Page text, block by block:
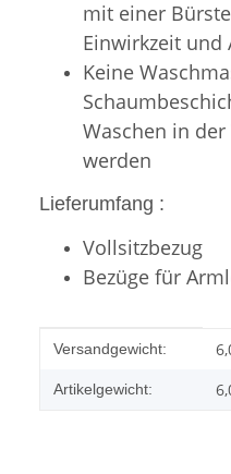
mit einer
Einwirkzeit und
Keine
Waschen in
werden
Lieferumfang :
Vollsitzbezug
Bezüge für
Produkteigenschaft
Wert
Versandgewicht:
Artikelgewicht: